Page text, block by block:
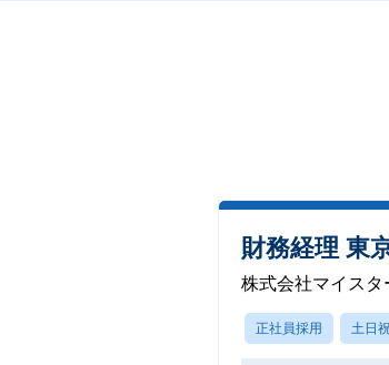
財務経理 東
株式会社マイス
正社員採用 土日